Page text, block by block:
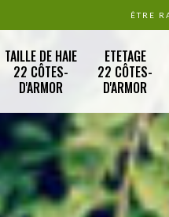
ÊTRE
TAILLE DE HAIE
22 CÔTES-
D'ARMOR
ETETAGE
22 CÔTES-
D'ARMOR